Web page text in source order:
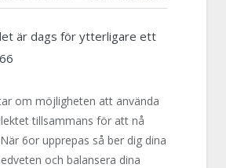
är dags för ytterligare ett
om möjligheten att använda
tillsammans för att nå
6or upprepas så ber dig dina
och balansera dina